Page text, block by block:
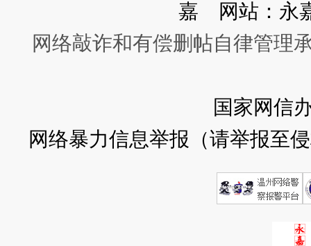
嘉 网站：永
网络敲诈和有偿删帖自律管理
国家网信
网络暴力信息举报（请举报至